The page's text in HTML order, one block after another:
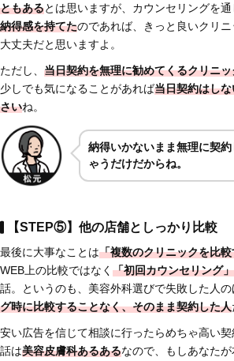
ともあるとは思いますが、カウンセリングを通
納得感を持てたのであれば、きっと良いクリ
大丈夫だと思いますよ。
ただし、 当日契約を無理に勧めてくるクリニ
少しでも気になることがあれば当日契約はし
さいね。
納得いかないまま無理に契
ゃうだけだからね。
【STEP⑤】他の店舗としっかり比較
最後に大事なことは「複数のクリニックを比
WEB上の比較ではなく 「初回カウンセリング
話。というのも、美容外科選びで失敗した人
グ時に比較することなく、そのまま契約した人
安い広告を信じて相談に行ったらめちゃ高い
話は美容皮膚科あるあるなので、もしあなた